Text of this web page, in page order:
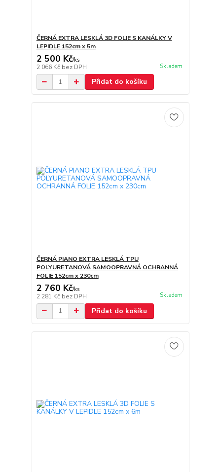
ČERNÁ EXTRA LESKLÁ 3D FOLIE S KANÁLKY V
LEPIDLE 152cm x 5m
2 500 Kč/ks
2 066 Kč bez DPH Skladem
Přidat do košíku
ČERNÁ PIANO EXTRA LESKLÁ TPU
POLYURETANOVÁ SAMOOPRAVNÁ OCHRANNÁ
FOLIE 152cm x 230cm
2 760 Kč/ks
2 281 Kč bez DPH Skladem
Přidat do košíku